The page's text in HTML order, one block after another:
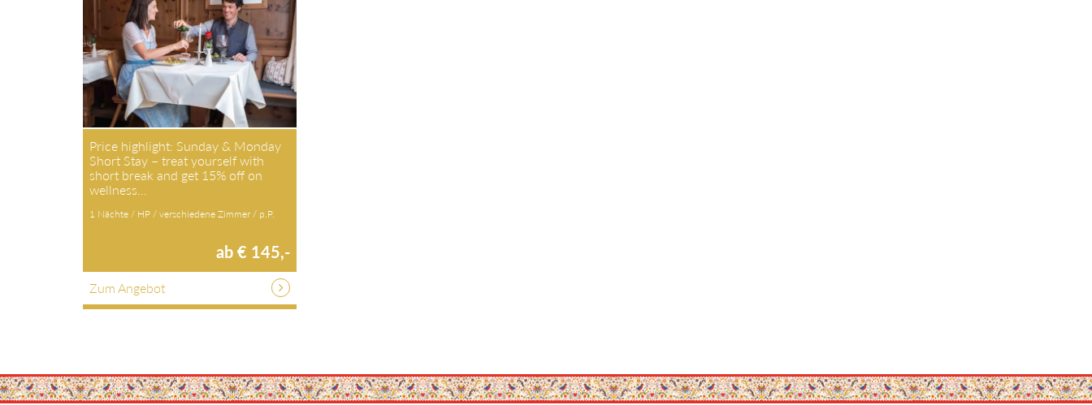
Price highlight: Sunday & Monday
Short Stay – treat yourself with
short break and get 15% off on
wellness…
1 Nächte / HP / verschiedene Zimmer / p.P.
ab € 145,-
Zum Angebot